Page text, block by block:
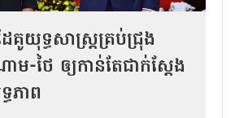
គូយុទ្ធសាស្ត្រគ្រប់ជ្រុង
-ថៃ ឲ្យកាន់តែជាក់ស្ដែង
ភាព